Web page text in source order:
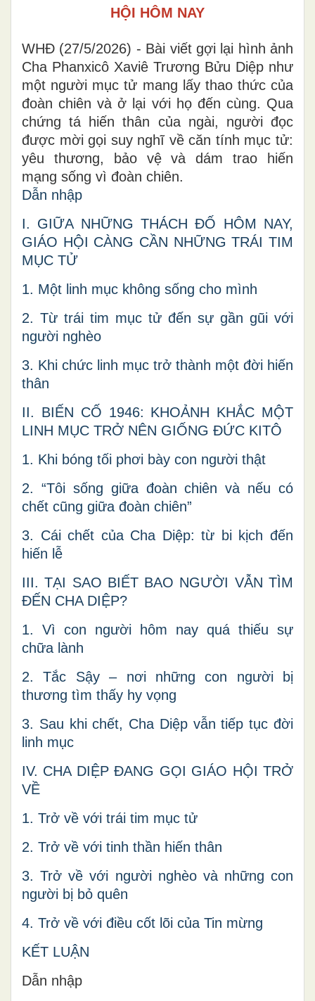
HỘI HÔM NAY
WHĐ (27/5/2026) - Bài viết gợi lại hình ảnh
Cha Phanxicô Xaviê Trương Bửu Diệp như
một người mục tử mang lấy thao thức của
đoàn chiên và ở lại với họ đến cùng. Qua
chứng tá hiến thân của ngài, người đọc
được mời gọi suy nghĩ về căn tính mục tử:
yêu thương, bảo vệ và dám trao hiến
mạng sống vì đoàn chiên.
Dẫn nhập
I. GIỮA NHỮNG THÁCH ĐỐ HÔM NAY,
GIÁO HỘI CÀNG CẦN NHỮNG TRÁI TIM
MỤC TỬ
1. Một linh mục không sống cho mình
2. Từ trái tim mục tử đến sự gần gũi với
người nghèo
3. Khi chức linh mục trở thành một đời hiến
thân
II. BIẾN CỐ 1946: KHOẢNH KHẮC MỘT
LINH MỤC TRỞ NÊN GIỐNG ĐỨC KITÔ
1. Khi bóng tối phơi bày con người thật
2. “Tôi sống giữa đoàn chiên và nếu có
chết cũng giữa đoàn chiên”
3. Cái chết của Cha Diệp: từ bi kịch đến
hiến lễ
III. TẠI SAO BIẾT BAO NGƯỜI VẪN TÌM
ĐẾN CHA DIỆP?
1. Vì con người hôm nay quá thiếu sự
chữa lành
2. Tắc Sậy – nơi những con người bị
thương tìm thấy hy vọng
3. Sau khi chết, Cha Diệp vẫn tiếp tục đời
linh mục
IV. CHA DIỆP ĐANG GỌI GIÁO HỘI TRỞ
VỀ
1. Trở về với trái tim mục tử
2. Trở về với tinh thần hiến thân
3. Trở về với người nghèo và những con
người bị bỏ quên
4. Trở về với điều cốt lõi của Tin mừng
KẾT LUẬN
Dẫn nhập